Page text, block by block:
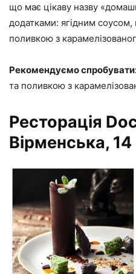
що має цікаву назву
додатками: ягідним
поливкою з
Рекомендуємо
та поливкою з
Ресторація
Вірменська, 14